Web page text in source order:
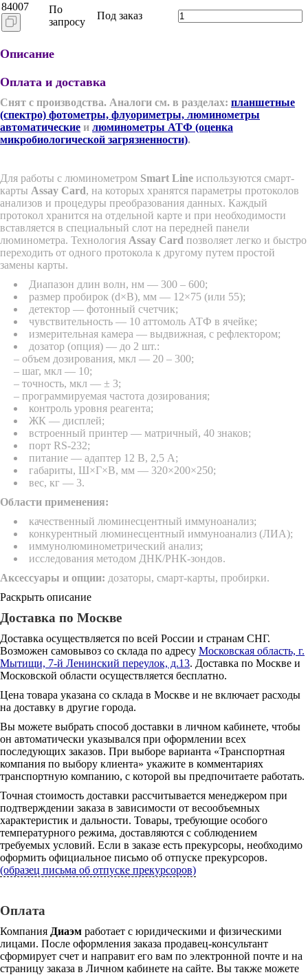
84007
По
запросу
Под заказ
Описание
Оплата и доставка
Снят с производства. Аналоги см. в разделах: планшетные
(спектро) фотометры, флуориметры, люминометры
автоматические и люминометры АТФ (оценка
микробиологической загрязненности).
Для работы с люминометром Smart Line используются смарт-
карты Assay Card, на которых хранятся параметры протоколов
анализов и процедуры преобразования данных. Каждый
протокол хранится на отдельной карте и при необходимости
вставляется в специальный слот на передней панели
люминометра. Технология Assay Card позволяет легко и быстро
переходить от одного протокола к другому путем простой
замены карты.
Диапазон длин волн, нм ― 300 – 600;
размер пробирок (d×В), мм ― 12×75 (или 55);
детектор ― фотонный счетчик;
чувствительность — 10 аттомоль АТФ в ячейке;
измерительная камера ― выдвижная, с рефлектором;
дозатор (опция) — до 2 шт.:
– объем дозирования, мкл ― 20 – 300;
– шаг, мкл ― 10;
– точность, мкл ― ± 3;
– программируемая частота дозирования;
контроль уровня реагента;
ЖК — дисплей;
встроенный принтер ― матричный, 40 знаков;
порт RS-232;
питание — адаптер 12 В, 2,5 А;
габариты, Ш×Г×В, мм — 320×200×250;
вес, кг — 3.
Области применения:
качественный люминесцентный иммуноанализ;
конкурентный люминесцентный иммуноанализ (ЛИА);
иммунолюминометрический анализ;
исследования методом ДНК/РНК-зондов.
Аксессуары и опции: дозаторы, смарт-карты, пробирки.
Раскрыть описание
Доставка по Москве
Доставка осуществляется по всей России и странам СНГ.
Возможен самовывоз со склада по адресу Московская область, г.
Мытищи, 7-й Ленинский переулок, д.13. Доставка по Москве и
Московской области осуществляется бесплатно.
Цена товара указана со склада в Москве и не включает расходы
на доставку в другие города.
Вы можете выбрать способ доставки в личном кабинете, чтобы
он автоматически указывался при оформлении всех
последующих заказов. При выборе варианта «Транспортная
компания по выбору клиента» укажите в комментариях
транспортную компанию, с которой вы предпочитаете работать.
Точная стоимость доставки рассчитывается менеджером при
подтверждении заказа в зависимости от весообъемных
характеристик и дальности. Товары, требующие особого
температурного режима, доставляются с соблюдением
требуемых условий. Если в заказе есть прекурсоры, необходимо
оформить официальное письмо об отпуске прекурсоров.
(образец письма об отпуске прекурсоров)
Оплата
Компания Диаэм работает с юридическими и физическими
лицами. После оформления заказа продавец-консультант
сформирует счет и направит его вам по электронной почте и на
страницу заказа в Личном кабинете на сайте. Вы также можете